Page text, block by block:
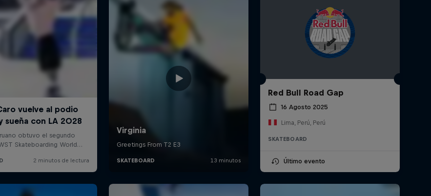
Red Bull Road Gap
16 Agosto 2025
Lima, Perú, Perú
SKATEBOARD
Último evento